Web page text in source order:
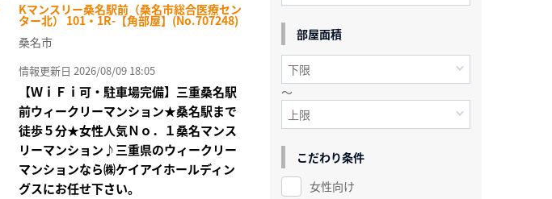
Kマンスリー桑名駅前（桑名市総合医療セン
ター北） 101・1R-【角部屋】(No.707248)
桑名市
情報更新日 2026/08/09 18:05
【ＷｉＦｉ可・駐車場完備】三重桑名駅
前ウィークリーマンション★桑名駅まで
徒歩５分★女性人気Ｎｏ．１桑名マンス
リーマンション♪三重県のウィークリー
マンションなら㈱ケイアイホールディン
グスにお任せ下さい。
部屋面積
～
こだわり条件
女性向け